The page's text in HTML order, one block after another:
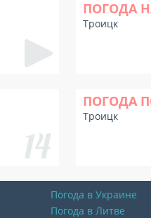
ПОГОДА
Троицк
ПОГОДА
Троицк
Погода в Украине
Погода в Литве